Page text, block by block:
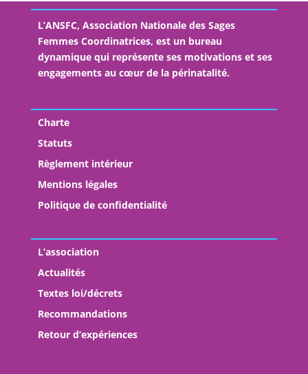
L’ANSFC, Association Nationale des Sages
Femmes Coordinatrices, est un bureau
dynamique qui représente ses motivations et ses
engagements au cœur de la périnatalité.
Charte
Statuts
Règlement intérieur
Mentions légales
Politique de confidentialité
L’association
Actualités
Textes loi/décrets
Recommandations
Retour d’expériences